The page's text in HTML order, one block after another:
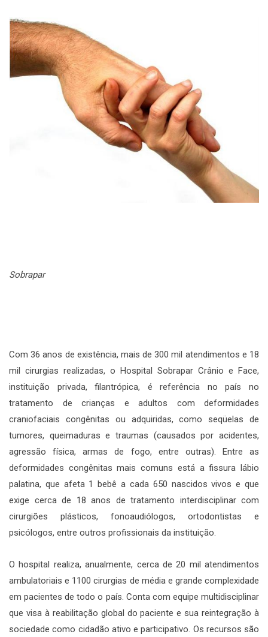
Sobrapar
Com 36 anos de existência, mais de 300 mil atendimentos e 18
mil cirurgias realizadas, o Hospital Sobrapar Crânio e Face,
instituição privada, filantrópica, é referência no país no
tratamento de crianças e adultos com deformidades
craniofaciais congênitas ou adquiridas, como seqüelas de
tumores, queimaduras e traumas (causados por acidentes,
agressão física, armas de fogo, entre outras). Entre as
deformidades congênitas mais comuns está a fissura lábio
palatina, que afeta 1 bebê a cada 650 nascidos vivos e que
exige cerca de 18 anos de tratamento interdisciplinar com
cirurgiões plásticos, fonoaudiólogos, ortodontistas e
psicólogos, entre outros profissionais da instituição.
O hospital realiza, anualmente, cerca de 20 mil atendimentos
ambulatoriais e 1100 cirurgias de média e grande complexidade
em pacientes de todo o país. Conta com equipe multidisciplinar
que visa à reabilitação global do paciente e sua reintegração à
sociedade como cidadão ativo e participativo. Os recursos são